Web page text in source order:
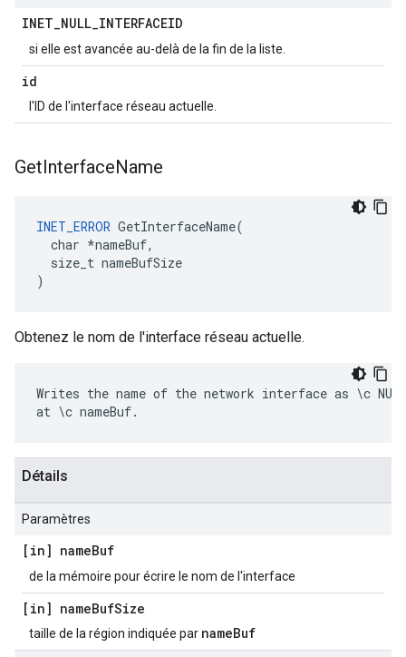
INET_NULL_INTERFACEID
si elle est avancée au-delà de la fin de la liste.
id
l'ID de l'interface réseau actuelle.
GetInterfaceName
INET_ERROR GetInterfaceName(
  char *nameBuf,
  size_t nameBufSize
)
Obtenez le nom de l'interface réseau actuelle.
Writes the name of the network interface as \c
at \c nameBuf.
Détails
Paramètres
[in] nameBuf
de la mémoire pour écrire le nom de l'interface
[in] nameBufSize
taille de la région indiquée par nameBuf